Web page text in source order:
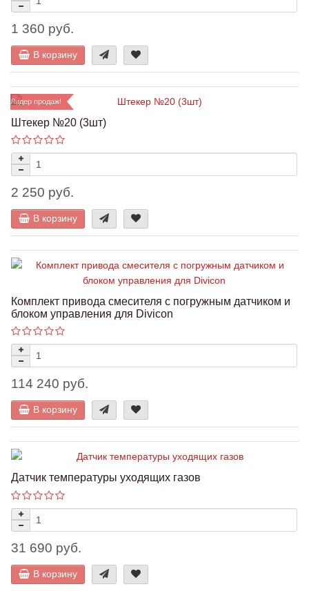
1 360 руб.
В корзину
Лидер продаж!
Штекер №20 (3шт)
2 250 руб.
В корзину
Комплект привода смесителя с погружным датчиком и
блоком управления для Divicon
114 240 руб.
В корзину
Датчик температуры уходящих газов
31 690 руб.
В корзину